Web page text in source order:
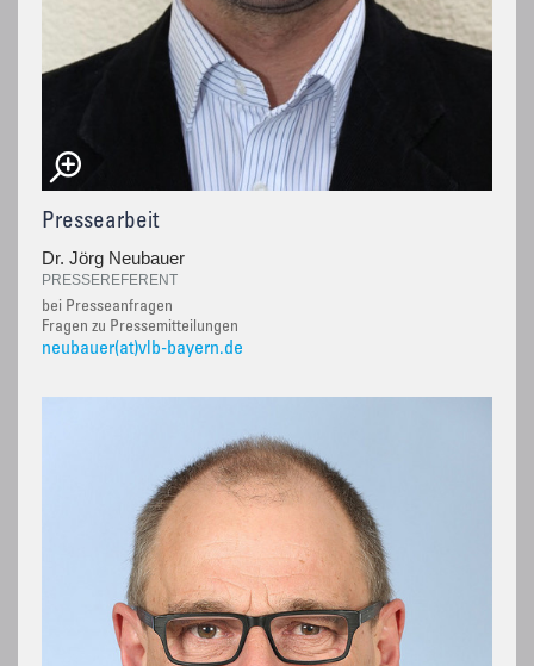
Pressearbeit
Dr. Jörg Neubauer
PRESSEREFERENT
bei Presseanfragen
Fragen zu Pressemitteilungen
neubauer(at)vlb-bayern.de